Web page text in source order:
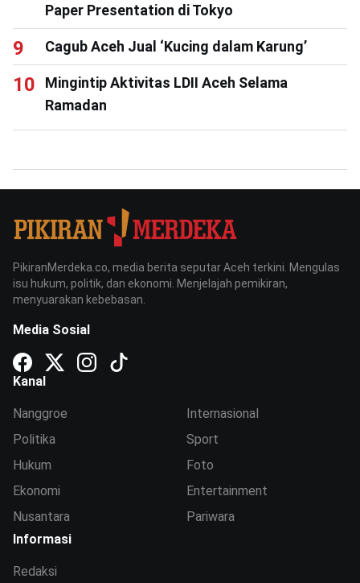
Paper Presentation di Tokyo
Cagub Aceh Jual ‘Kucing dalam Karung’
Mingintip Aktivitas LDII Aceh Selama
Ramadan
PikiranMerdeka.co, media berita seputar Aceh terkini. Mengulas
isu hukum, politik, dan ekonomi. Menjelajah pemikiran,
menyuarakan kebebasan.
Media Sosial
Kanal
Nanggroe
Politika
Hukum
Ekonomi
Nusantara
Internasional
Sport
Foto
Entertainment
Pariwara
Informasi
Redaksi